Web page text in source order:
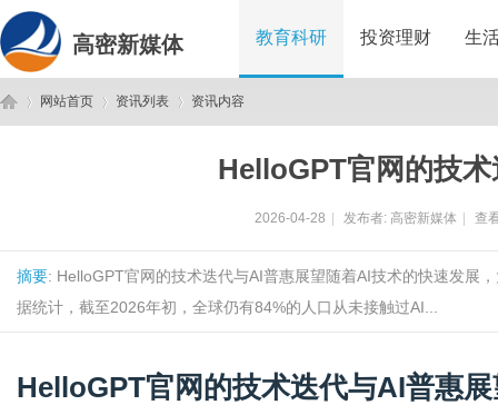
高密新媒体 教育科研 投资理财 生
网站首页 资讯列表 资讯内容
HelloGPT官网的技
2026-04-28 发布者: 高密新媒体 查
摘要: HelloGPT官网的技术迭代与AI普惠展望随着AI技术的快速发展
据统计，截至2026年初，全球仍有84%的人口从未接触过AI...
HelloGPT官网的技术迭代与AI普惠